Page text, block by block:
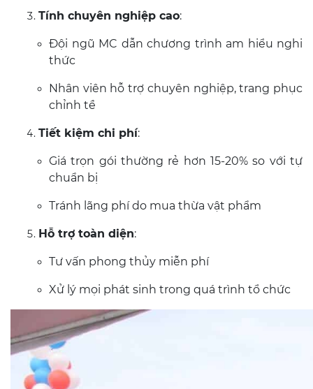
Tính chuyên nghiệp cao:
Đội ngũ MC dẫn chương trình am hiểu nghi
thức
Nhân viên hỗ trợ chuyên nghiệp, trang phục
chỉnh tề
Tiết kiệm chi phí:
Giá trọn gói thường rẻ hơn 15-20% so với tự
chuẩn bị
Tránh lãng phí do mua thừa vật phẩm
Hỗ trợ toàn diện:
Tư vấn phong thủy miễn phí
Xử lý mọi phát sinh trong quá trình tổ chức